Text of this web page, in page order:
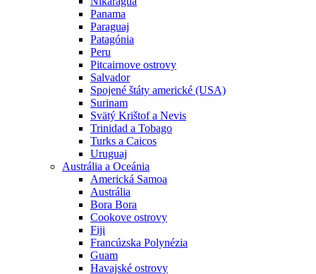
Panama
Paraguaj
Patagónia
Peru
Pitcairnove ostrovy
Salvador
Spojené štáty americké (USA)
Surinam
Svätý Krištof a Nevis
Trinidad a Tobago
Turks a Caicos
Uruguaj
Austrália a Oceánia
Americká Samoa
Austrália
Bora Bora
Cookove ostrovy
Fiji
Francúzska Polynézia
Guam
Havajské ostrovy